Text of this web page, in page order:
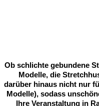
Ob schlichte gebundene
Modelle, die
darüber hinaus nicht nur
Modelle), sodass
Ihre Veranstaltung in